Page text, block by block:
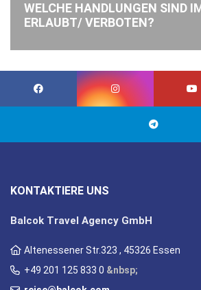
WELCHE HANDLUNGEN SIND
ERLAUBT/ VERBOTEN?
KONTAKTIERE UNS
Balcok Travel Agency GmbH
Altenessener Str.323 , 45326 Essen
+49 201 125 833 0 &nbsp;